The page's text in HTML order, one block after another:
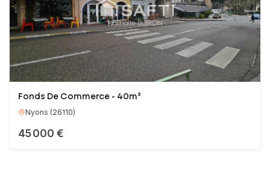
Fonds De Commerce - 40m²
Nyons (26110)
45 000 €